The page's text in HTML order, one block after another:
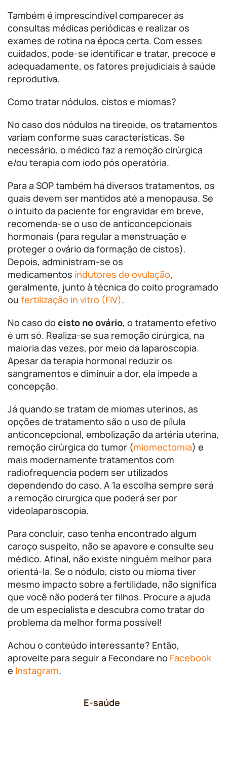
Também é imprescindível comparecer às
consultas médicas periódicas e realizar os
exames de rotina na época certa. Com esses
cuidados, pode-se identificar e tratar, precoce e
adequadamente, os fatores prejudiciais à saúde
reprodutiva.
Como tratar nódulos, cistos e miomas?
No caso dos nódulos na tireoide, os tratamentos
variam conforme suas características. Se
necessário, o médico faz a remoção cirúrgica
e/ou terapia com iodo pós operatória.
Para a SOP também há diversos tratamentos, os
quais devem ser mantidos até a menopausa. Se
o intuito da paciente for engravidar em breve,
recomenda-se o uso de anticoncepcionais
hormonais (para regular a menstruação e
proteger o ovário da formação de cistos).
Depois, administram-se os
medicamentos indutores de ovulação,
geralmente, junto à técnica do coito programado
ou fertilização in vitro (FIV).
No caso do cisto no ovário, o tratamento efetivo
é um só. Realiza-se sua remoção cirúrgica, na
maioria das vezes, por meio da laparoscopia.
Apesar da terapia hormonal reduzir os
sangramentos e diminuir a dor, ela impede a
concepção.
Já quando se tratam de miomas uterinos, as
opções de tratamento são o uso de pílula
anticoncepcional, embolização da artéria uterina,
remoção cirúrgica do tumor (miomectomia) e
mais modernamente tratamentos com
radiofrequencia podem ser utilizados
dependendo do caso. A 1a escolha sempre será
a remoção cirurgica que poderá ser por
videolaparoscopia.
Para concluir, caso tenha encontrado algum
caroço suspeito, não se apavore e consulte seu
médico. Afinal, não existe ninguém melhor para
orientá-la. Se o nódulo, cisto ou mioma tiver
mesmo impacto sobre a fertilidade, não significa
que você não poderá ter filhos. Procure a ajuda
de um especialista e descubra como tratar do
problema da melhor forma possível!
Achou o conteúdo interessante? Então,
aproveite para seguir a Fecondare no Facebook
e Instagram.
E-saúde